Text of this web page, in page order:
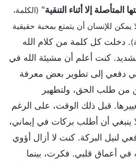
إلا أثناء التنقية" (الكلمة،
يمكن للإنسان أن يتمتع بمحبة حقيقية
. دخلت كل كلمة من كلام الله
كنت أعلم أن مشيئة الله في
هي دفعي إلى تطوير بعض معرفة
من طلب الحق، ولتطهير
قبل ذلك الوقت، على الرغم
ينبغي أن أطلب بركات في إيماني،
لنيل البركة. كنت لا أزال أؤوي
أعماق قلبي. فكرت، بينما